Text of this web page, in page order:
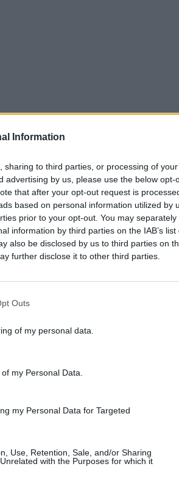
Information
sharing to third parties, or processing of
advertising by us, please use the below opt-
that after your opt-out request is
based on personal information utilized by
prior to your opt-out. You may
information by third parties on the IAB’s list
also be disclosed by us to third parties on
further disclose it to other third parties.
Outs
of my personal data.
my Personal Data.
my Personal Data for Targeted
Use, Retention, Sale, and/or Sharing
with the Purposes for which it